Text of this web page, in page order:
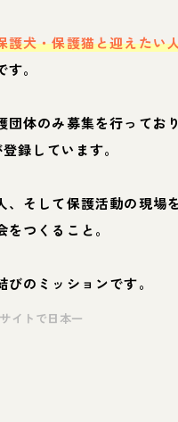
護犬・保護猫と迎えたい
す。
体のみ募集を行っており
録しています。
、そして保護活動の現場
つくること。
のミッションです。
イトで日本一